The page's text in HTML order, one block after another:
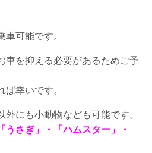
可能です。
車を抑える必要があるためご予
幸いです。
外にも小動物なども可能です。
うさぎ」・「ハムスター」・